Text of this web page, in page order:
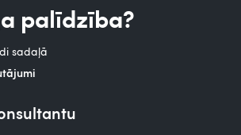
palīdzība?
sadaļā